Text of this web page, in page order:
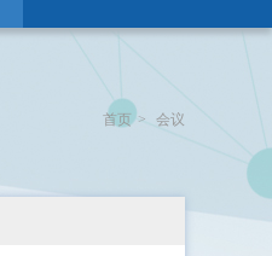
首页 > 会议